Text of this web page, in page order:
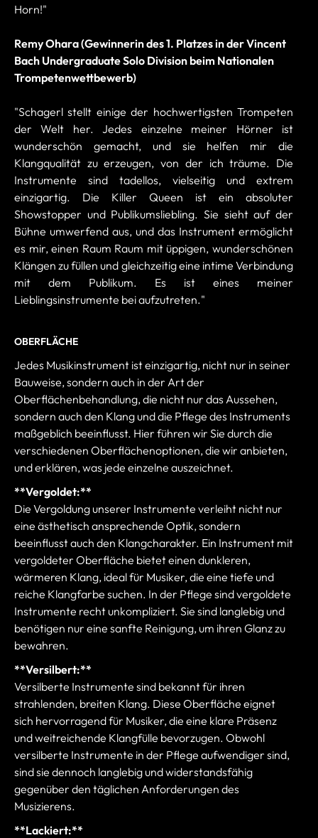
Horn!"
Remy Ohara (Gewinnerin des 1. Platzes in der Vincent
Bach Undergraduate Solo Division beim Nationalen
Trompetenwettbewerb)
"Schagerl stellt einige der hochwertigsten Trompeten
der Welt her. Jedes einzelne meiner Hörner ist
wunderschön gemacht, und sie helfen mir die
Klangqualität zu erzeugen, von der ich träume. Die
Instrumente sind tadellos, vielseitig und extrem
einzigartig. Die Killer Queen ist ein absoluter
Showstopper und Publikumsliebling. Sie sieht auf der
Bühne umwerfend aus, und das Instrument ermöglicht
es mir, einen Raum Raum mit üppigen, wunderschönen
Klängen zu füllen und gleichzeitig eine intime Verbindung
mit dem Publikum. Es ist eines meiner
Lieblingsinstrumente bei aufzutreten."
OBERFLÄCHE
Jedes Musikinstrument ist einzigartig, nicht nur in seiner
Bauweise, sondern auch in der Art der
Oberflächenbehandlung, die nicht nur das Aussehen,
sondern auch den Klang und die Pflege des Instruments
maßgeblich beeinflusst. Hier führen wir Sie durch die
verschiedenen Oberflächenoptionen, die wir anbieten,
und erklären, was jede einzelne auszeichnet.
**Vergoldet:**
Die Vergoldung unserer Instrumente verleiht nicht nur
eine ästhetisch ansprechende Optik, sondern
beeinflusst auch den Klangcharakter. Ein Instrument mit
vergoldeter Oberfläche bietet einen dunkleren,
wärmeren Klang, ideal für Musiker, die eine tiefe und
reiche Klangfarbe suchen. In der Pflege sind vergoldete
Instrumente recht unkompliziert. Sie sind langlebig und
benötigen nur eine sanfte Reinigung, um ihren Glanz zu
bewahren.
**Versilbert:**
Versilberte Instrumente sind bekannt für ihren
strahlenden, breiten Klang. Diese Oberfläche eignet
sich hervorragend für Musiker, die eine klare Präsenz
und weitreichende Klangfülle bevorzugen. Obwohl
versilberte Instrumente in der Pflege aufwendiger sind,
sind sie dennoch langlebig und widerstandsfähig
gegenüber den täglichen Anforderungen des
Musizierens.
**Lackiert:**